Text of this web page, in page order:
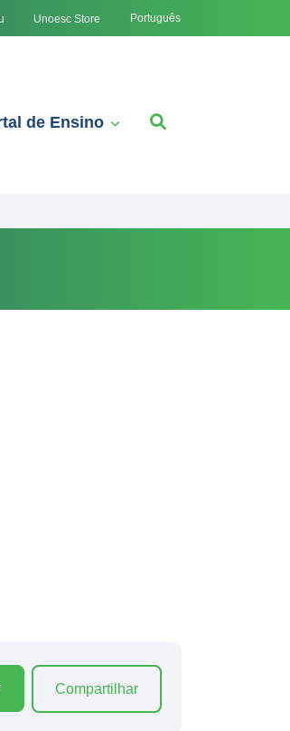
Unoesc Store Português
de Ensino
Compartilhar